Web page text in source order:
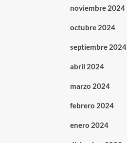
noviembre 2024
octubre 2024
septiembre 2024
abril 2024
marzo 2024
febrero 2024
enero 2024